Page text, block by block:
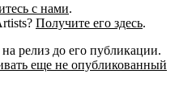
с нами.
Получите его здесь.
релиз до его публикации.
еще не опубликованный